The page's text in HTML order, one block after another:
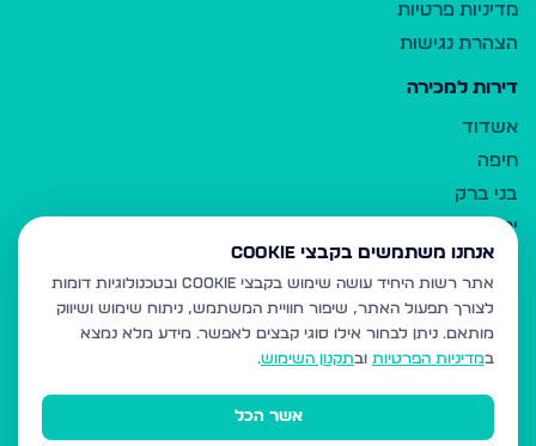
מדיניות פרטיות
הצהרת נגישות
דירות למכירה
אשדוד
חיפה
בני ברק
ירושלים
אלעד
גבעת זאב
בית שמש
רכסים
מודיעין עילית
אנחנו משתמשים בקבצי Cookie
אתר רשות היחיד עושה שימוש בקבצי Cookie ובטכנולוגיות דומות
לצורך תפעול האתר, שיפור חוויית המשתמש, ניתוח שימוש ושיווק
מותאם. ניתן לבחור אילו סוגי קבצים לאפשר. מידע מלא נמצא
במדיניות הפרטיות ובתקנון השימוש.
אשר הכל